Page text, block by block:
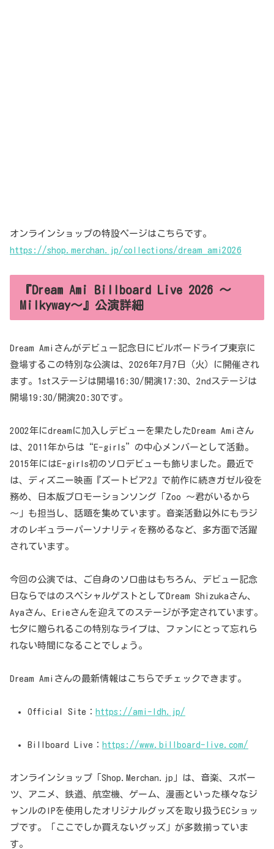
オンラインショップの特設ページはこちらです。
https://shop.merchan.jp/collections/dream_ami2026
『Dream Ami Billboard Live 2026 ～
Milkyway～』公演詳細
Dream Amiさんがデビュー記念日にビルボードライブ東京に
登場するこの特別な公演は、2026年7月7日（火）に開催され
ます。1stステージは開場16:30/開演17:30、2ndステージは
開場19:30/開演20:30です。
2002年にdreamに加入しデビューを果たしたDream Amiさん
は、2011年からは“E-girls”の中心メンバーとして活動。
2015年にはE-girls初のソロデビューも飾りました。最近で
は、ディズニー映画『ズートピア2』で前作に続きガゼル役を
務め、日本版プロモーションソング「Zoo ～君がいるから
～」も担当し、話題を集めています。音楽活動以外にもラジ
オのレギュラーパーソナリティを務めるなど、多方面で活躍
されています。
今回の公演では、ご自身のソロ曲はもちろん、デビュー記念
日ならではのスペシャルゲストとしてDream Shizukaさん、
Ayaさん、Erieさんを迎えてのステージが予定されています。
七夕に贈られるこの特別なライブは、ファンにとって忘れら
れない時間になることでしょう。
Dream Amiさんの最新情報はこちらでチェックできます。
Official Site： https://ami-ldh.jp/
Billboard Live： https://www.billboard-live.com/
オンラインショップ「Shop.Merchan.jp」は、音楽、スポー
ツ、アニメ、鉄道、航空機、ゲーム、漫画といった様々なジ
ャンルのIPを使用したオリジナルグッズを取り扱うECショッ
プです。「ここでしか買えないグッズ」が多数揃っていま
す。